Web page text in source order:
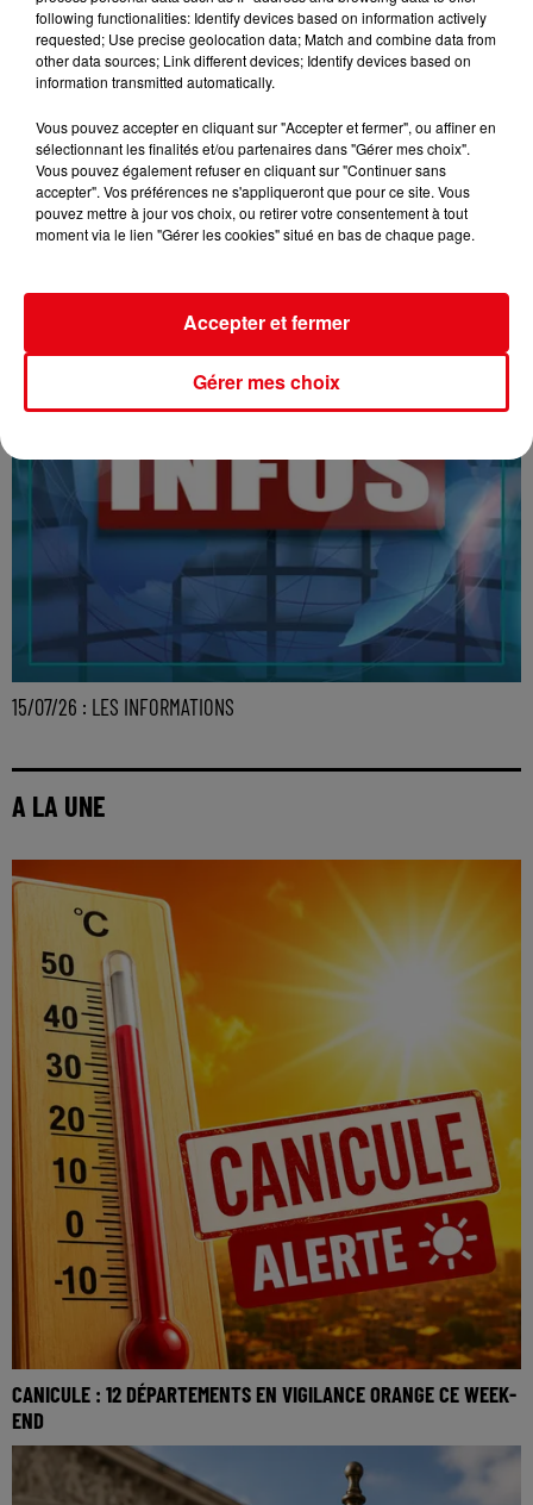
16/07/26 : LES INFORMATIONS
15/07/26 : LES INFORMATIONS
A LA UNE
CANICULE : 12 DÉPARTEMENTS EN VIGILANCE ORANGE CE WEEK-
END
following functionalities: Identify devices based on information actively
requested; Use precise geolocation data; Match and combine data from
other data sources; Link different devices; Identify devices based on
information transmitted automatically.
Vous pouvez accepter en cliquant sur "Accepter et fermer", ou affiner en
sélectionnant les finalités et/ou partenaires dans "Gérer mes choix".
Vous pouvez également refuser en cliquant sur "Continuer sans
accepter". Vos préférences ne s'appliqueront que pour ce site. Vous
pouvez mettre à jour vos choix, ou retirer votre consentement à tout
moment via le lien "Gérer les cookies" situé en bas de chaque page.
Gérer mes choix
Accepter et fermer